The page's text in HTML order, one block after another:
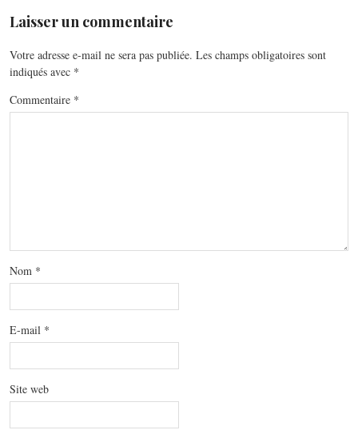
Laisser un commentaire
Votre adresse e-mail ne sera pas publiée. Les champs obligatoires sont
indiqués avec *
Commentaire *
Nom *
E-mail *
Site web